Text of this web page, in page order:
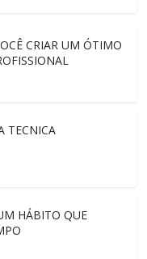
CRIAR UM ÓTIMO
TECNICA
HÁBITO QUE